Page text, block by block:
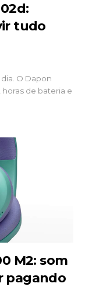
tudo
O Dapon
horas de bateria e
M2: som
pagando